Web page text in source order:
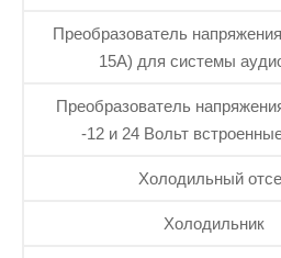
Преобразователь
15А) для системы
Преобразователь
-12 и 24 Вольт
Холодильный
Холодильник